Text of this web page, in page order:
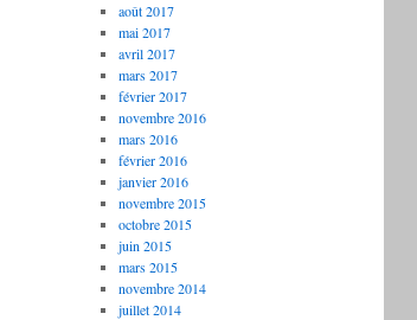
août 2017
mai 2017
avril 2017
mars 2017
février 2017
novembre 2016
mars 2016
février 2016
janvier 2016
novembre 2015
octobre 2015
juin 2015
mars 2015
novembre 2014
juillet 2014